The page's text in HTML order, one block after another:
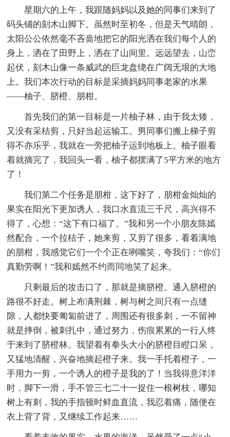
星期六的上午，我跟随妈妈以及她的同事们来到了
码头铺的刻木山脚下。虽然时至初冬，但是天气晴朗，
太阳公公依然毫不吝啬地把它的阳光洒在我们每个人的
身上，洒在了田野上，洒在了山间里。远远望去，山峦
起伏，刻木山像一条威武的巨龙盘绕在广阔无垠的大地
上。我们本次行动的目标是采摘妈妈同事老家的水果
——柚子、脐橙、朋柑。
首先我们的第一目标是一片柚子林，由于我太矮，
又没有采桔剪，只好当起运输工。男同事们搬上梯子剪
得不亦乐乎，我就在一旁把柚子运到地板上。柚子眼看
着就摘完了，我回头一看，柚子都摆满了5平方米的地方
了！
我们第二个任务是朋柑，这下好了，朋柑金灿灿的
果实在阳光下更加诱人，我口水直流三千尺，高兴得不
得了，心想：“这下有口福了。”我和另一个小朋友陈嫣
然配合，一个拉桔子，她来剪，又剪了很多，看着满地
的朋柑，我感觉它们一个个正在咧嘴笑，夸我们：“你们
真勤劳啊！”我和嫣然不约而同地笑了起来。
只剩最后的攻击口了，那就是摘脐橙。通入脐橙的
路很不好走。树上布满荆棘，树与树之间只有一点缝
隙，人都快要匍匐前进了，周围还有很多刺，一不留神
就是摔倒，被刺扎中，通过努力，伤痕累累的一行人终
于来到了脐橙林。我望着有拳头大小的脐橙目瞪口呆，
又猛地清醒，兴奋地摘起橙子来。我一手托着橙子，一
手用力一剪，一个诱人的橙子是我的了！当我得意洋洋
时，脚下一滑，手不管三七二十一捉住一根树枝，哪知
树上有刺，我的手指顿时鲜血直流，我忍着痛，随便在
衣上背了背，又继续工作起来……